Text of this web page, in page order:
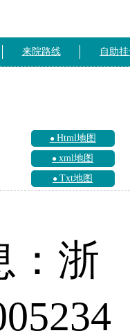
来院路线 自助
Html地图
xml地图
Txt地图
：浙